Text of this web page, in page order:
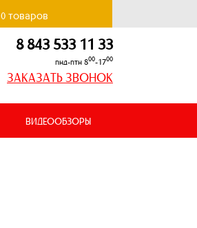
0товаров
8 843 533 11 33
пнд-птн 800-1700
ЗАКАЗАТЬ ЗВОНОК
ВИДЕООБЗОРЫ